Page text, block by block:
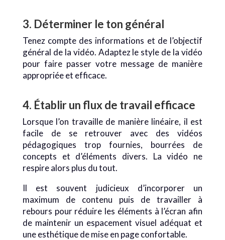
3. Déterminer le ton général
Tenez compte des informations et de l’objectif
général de la vidéo. Adaptez le style de la vidéo
pour faire passer votre message de manière
appropriée et efficace.
4. Établir un flux de travail efficace
Lorsque l’on travaille de manière linéaire, il est
facile de se retrouver avec des vidéos
pédagogiques trop fournies, bourrées de
concepts et d’éléments divers. La vidéo ne
respire alors plus du tout.
Il est souvent judicieux d’incorporer un
maximum de contenu puis de travailler à
rebours pour réduire les éléments à l’écran afin
de maintenir un espacement visuel adéquat et
une esthétique de mise en page confortable.